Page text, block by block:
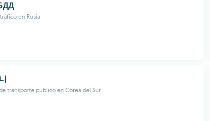
en Rusia
transporte público en Corea del Sur